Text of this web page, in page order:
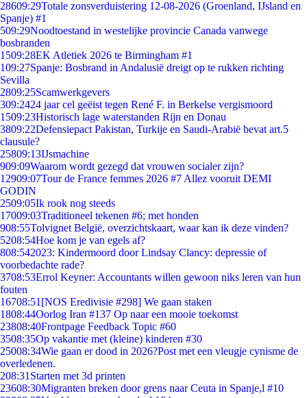
28609:29Totale zonsverduistering 12-08-2026 (Groenland, IJsland en
Spanje) #1
509:29Noodtoestand in westelijke provincie Canada vanwege
bosbranden
1509:28EK Atletiek 2026 te Birmingham #1
109:27Spanje: Bosbrand in Andalusië dreigt op te rukken richting
Sevilla
2809:25Scamwerkgevers
309:2424 jaar cel geëist tegen René F. in Berkelse vergismoord
1509:23Historisch lage waterstanden Rijn en Donau
3809:22Defensiepact Pakistan, Turkije en Saudi-Arabië bevat art.5
clausule?
25809:13IJsmachine
909:09Waarom wordt gezegd dat vrouwen socialer zijn?
12909:07Tour de France femmes 2026 #7 Allez vooruit DEMI
GODIN
2509:05Ik rook nog steeds
17009:03Traditioneel tekenen #6; met honden
908:55Tolvignet België, overzichtskaart, waar kan ik deze vinden?
5208:54Hoe kom je van egels af?
808:542023: Kindermoord door Lindsay Clancy: depressie of
voorbedachte rade?
3708:53Errol Keyner: Accountants willen gewoon niks leren van hun
fouten
16708:51 [NOS Eredivisie #298] We gaan staken
1808:44Oorlog Iran #137 Op naar een mooie toekomst
23808:40Frontpage Feedback Topic #60
3508:35Op vakantie met (kleine) kinderen #30
25008:34Wie gaan er dood in 2026?Post met een vleugje cynisme de
overledenen.
208:31 Starten met 3d printen
23608:30Migranten breken door grens naar Ceuta in Spanje,l #10